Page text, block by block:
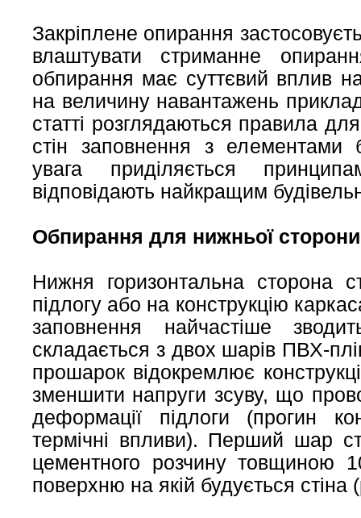
Закріплене опирання
влаштувати стриманне
обпирання має суттєвий вплив
на величину навантажень
статті розглядаються правила
стін заповнення з елементами
увага приділяється
відповідають найкращим
Обпирання для нижньої сторони
Нижня горизонтальна сторона
підлогу або на конструкцію
заповнення найчастіше
складається з двох шарів ПВХ-
прошарок відокремлює
зменшити напруги зсуву, що
деформації підлоги (прогин
термічні впливи). Перший шар
цементного розчину товщиною
поверхню на якій будується стіна